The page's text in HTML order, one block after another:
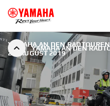
YAMAHA AN DEN
YAMAHA AN DEN
27. AUGUST 2019